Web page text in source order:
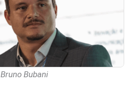
Bruno Bubani